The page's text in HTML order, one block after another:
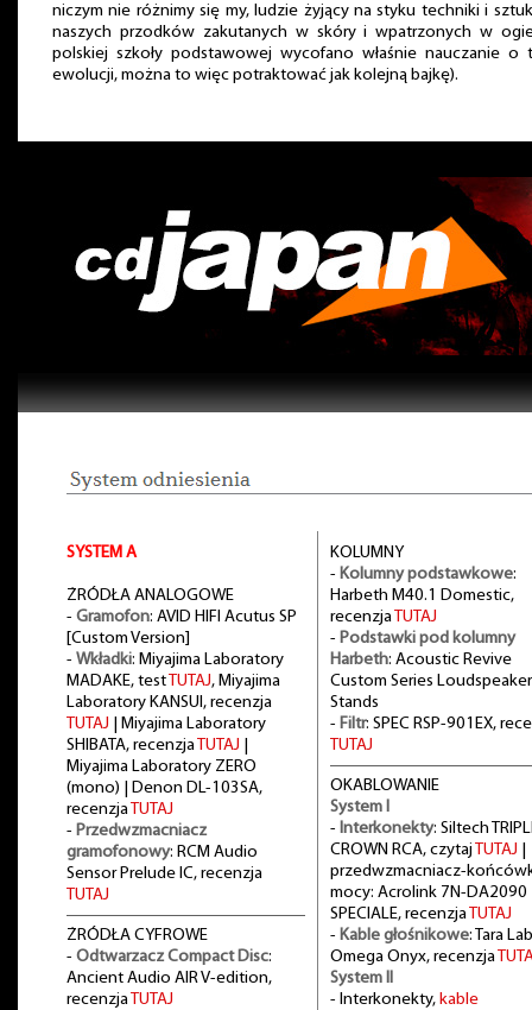
niczym nie różnimy się my, ludzie żyjący na styku techniki i
naszych przodków zakutanych w skóry i wpatrzonych w
polskiej szkoły podstawowej wycofano właśnie nauczanie o
ewolucji, można to więc potraktować jak kolejną bajkę).
SYSTEM A
ŻRÓDŁA ANALOGOWE
- Gramofon: AVID HIFI Acutus SP
[Custom Version]
- Wkładki: Miyajima Laboratory
MADAKE, test TUTAJ, Miyajima
Laboratory KANSUI, recenzja
TUTAJ | Miyajima Laboratory
SHIBATA, recenzja TUTAJ
Miyajima Laboratory ZERO
(mono) | Denon DL-103SA,
recenzja TUTAJ
- Przedwzmacniacz
gramofonowy: RCM Audio
Sensor Prelude IC, recenzja
TUTAJ
ŻRÓDŁA CYFROWE
- Odtwarzacz Compact Disc:
Ancient Audio AIR V-edition,
recenzjaTUTAJ
KOLUMNY
- Kolumny podstawkowe:
Harbeth M40.1 Domestic,
recenzja TUTAJ
- Podstawki pod kolumny
Harbeth: Acoustic Revive
Custom Series Loudspeaker
Stands
- Filtr: SPEC RSP-901EX,
TUTAJ
OKABLOWANIE
System I
- Interkonekty: Siltech
CROWN RCA, czytaj TUTAJ
przedwzmacniacz-
mocy: Acrolink 7N-DA2090
SPECIALE, recenzjaTUTAJ
- Kable głośnikowe: Tara
Omega Onyx, recenzja
System II
- Interkonekty, kable